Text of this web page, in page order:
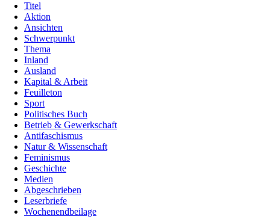
Titel
Aktion
Ansichten
Schwerpunkt
Thema
Inland
Ausland
Kapital & Arbeit
Feuilleton
Sport
Politisches Buch
Betrieb & Gewerkschaft
Antifaschismus
Natur & Wissenschaft
Feminismus
Geschichte
Medien
Abgeschrieben
Leserbriefe
Wochenendbeilage